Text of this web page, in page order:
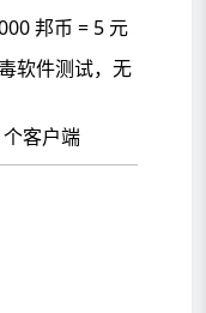
邦币 = 5 元
软件测试，无
客户端